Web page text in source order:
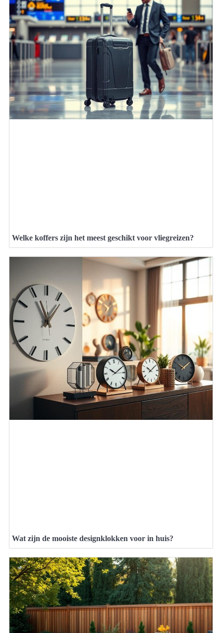
Welke koffers zijn het meest geschikt voor vliegreizen?
Wat zijn de mooiste designklokken voor in huis?